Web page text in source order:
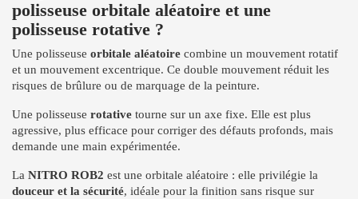
polisseuse orbitale aléatoire et une
polisseuse rotative ?
Une polisseuse orbitale aléatoire combine un mouvement rotatif
et un mouvement excentrique. Ce double mouvement réduit les
risques de brûlure ou de marquage de la peinture.
Une polisseuse rotative tourne sur un axe fixe. Elle est plus
agressive, plus efficace pour corriger des défauts profonds, mais
demande une main expérimentée.
La NITRO ROB2 est une orbitale aléatoire : elle privilégie la
douceur et la sécurité, idéale pour la finition sans risque sur